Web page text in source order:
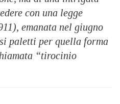
con una legge
emanata nel giugno
paletti per quella forma
“tirocinio